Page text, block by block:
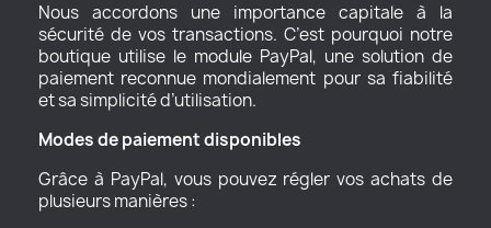
Nous accordons une importance capitale à la
sécurité de vos transactions. C’est pourquoi notre
boutique utilise le module PayPal, une solution de
paiement reconnue mondialement pour sa fiabilité
et sa simplicité d’utilisation.
Modes de paiement disponibles
Grâce à PayPal, vous pouvez régler vos achats de
plusieurs manières :